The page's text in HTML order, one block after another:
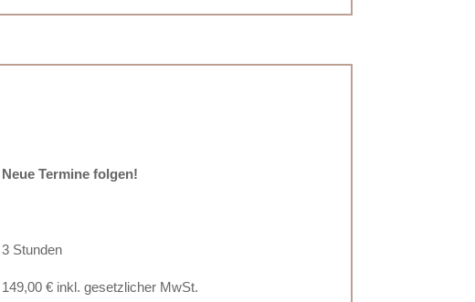
Neue Termine folgen!
3 Stunden
149,00 € inkl. gesetzlicher MwSt.